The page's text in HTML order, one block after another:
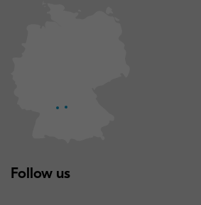
Follow us